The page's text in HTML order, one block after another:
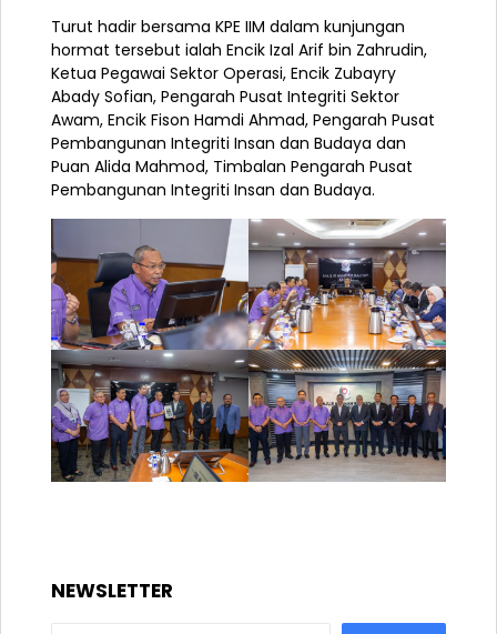
Turut hadir bersama KPE IIM dalam kunjungan
hormat tersebut ialah Encik Izal Arif bin Zahrudin,
Ketua Pegawai Sektor Operasi, Encik Zubayry
Abady Sofian, Pengarah Pusat Integriti Sektor
Awam, Encik Fison Hamdi Ahmad, Pengarah Pusat
Pembangunan Integriti Insan dan Budaya dan
Puan Alida Mahmod, Timbalan Pengarah Pusat
Pembangunan Integriti Insan dan Budaya.
NEWSLETTER